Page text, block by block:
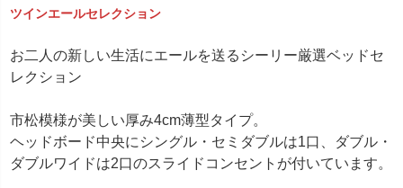
ツインエールセレクション
お二人の新しい生活にエールを送るシーリー厳選ベッドセ
レクション
市松模様が美しい厚み4cm薄型タイプ。
ヘッドボード中央にシングル・セミダブルは1口、ダブル・
ダブルワイドは2口のスライドコンセントが付いています。